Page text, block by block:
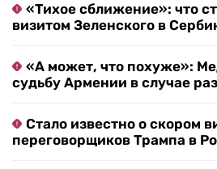
«Тихое сближение»: что
визитом Зеленского в
«А может, что похуже»:
судьбу Армении в случае
Стало известно о скором
переговорщиков Трампа в